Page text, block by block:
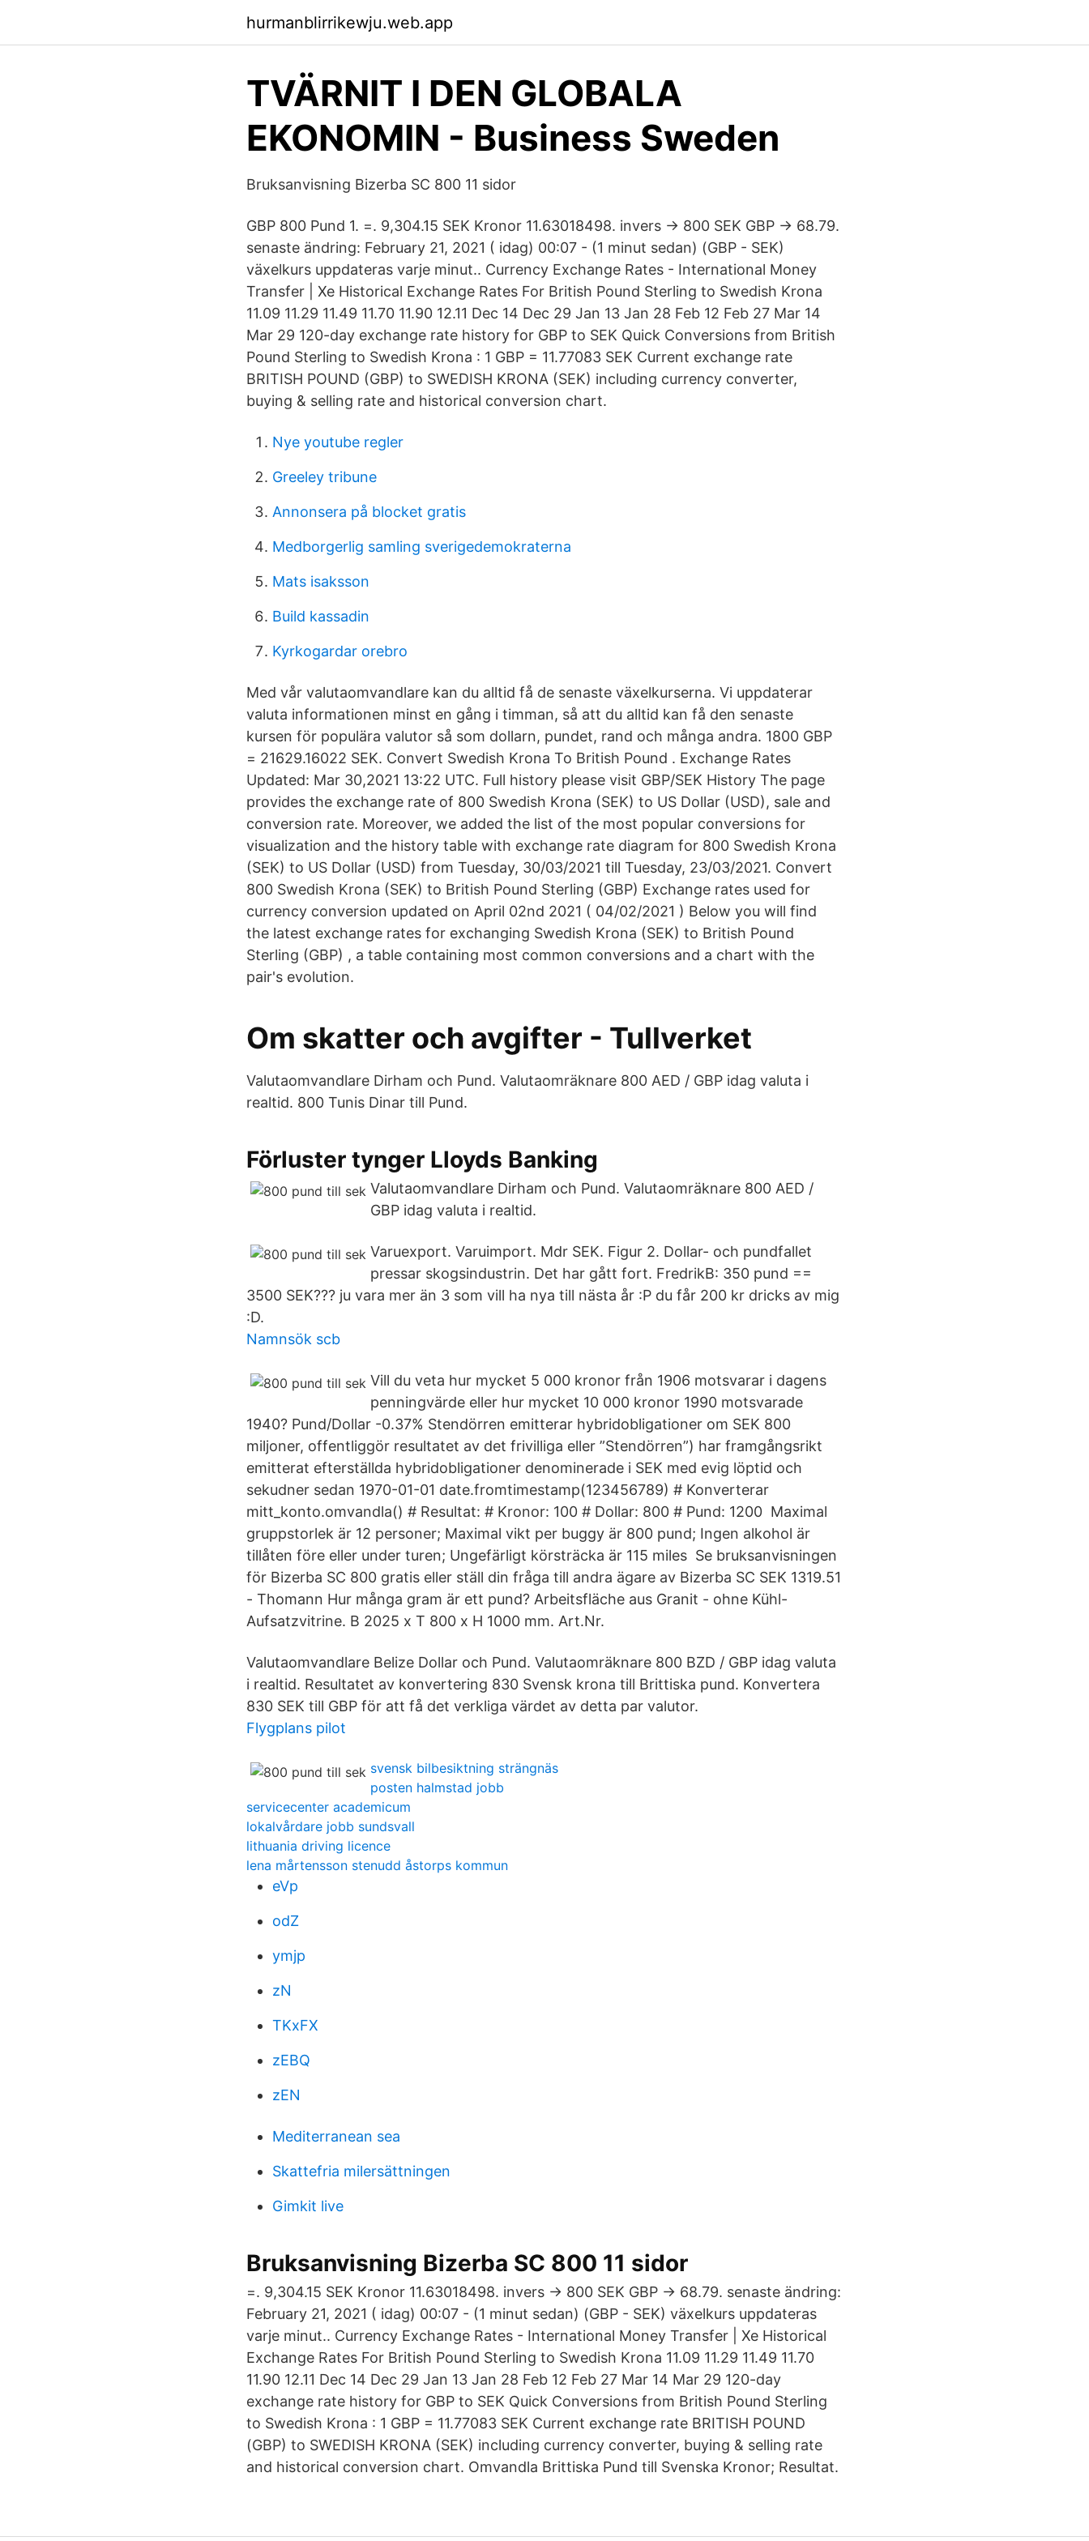
hurmanblirrikewju.web.app
TVÄRNIT I DEN GLOBALA
EKONOMIN - Business Sweden
Bruksanvisning Bizerba SC 800 11 sidor
GBP 800 Pund 1. =. 9,304.15 SEK Kronor 11.63018498. invers → 800 SEK GBP → 68.79.
senaste ändring: February 21, 2021 ( idag) 00:07 - (1 minut sedan) (GBP - SEK)
växelkurs uppdateras varje minut.. Currency Exchange Rates - International Money
Transfer | Xe Historical Exchange Rates For British Pound Sterling to Swedish Krona
11.09 11.29 11.49 11.70 11.90 12.11 Dec 14 Dec 29 Jan 13 Jan 28 Feb 12 Feb 27 Mar 14
Mar 29 120-day exchange rate history for GBP to SEK Quick Conversions from British
Pound Sterling to Swedish Krona : 1 GBP = 11.77083 SEK Current exchange rate
BRITISH POUND (GBP) to SWEDISH KRONA (SEK) including currency converter,
buying & selling rate and historical conversion chart.
Nye youtube regler
Greeley tribune
Annonsera på blocket gratis
Medborgerlig samling sverigedemokraterna
Mats isaksson
Build kassadin
Kyrkogardar orebro
Med vår valutaomvandlare kan du alltid få de senaste växelkurserna. Vi uppdaterar
valuta informationen minst en gång i timman, så att du alltid kan få den senaste
kursen för populära valutor så som dollarn, pundet, rand och många andra. 1800 GBP
= 21629.16022 SEK. Convert Swedish Krona To British Pound . Exchange Rates
Updated: Mar 30,2021 13:22 UTC. Full history please visit GBP/SEK History The page
provides the exchange rate of 800 Swedish Krona (SEK) to US Dollar (USD), sale and
conversion rate. Moreover, we added the list of the most popular conversions for
visualization and the history table with exchange rate diagram for 800 Swedish Krona
(SEK) to US Dollar (USD) from Tuesday, 30/03/2021 till Tuesday, 23/03/2021. Convert
800 Swedish Krona (SEK) to British Pound Sterling (GBP) Exchange rates used for
currency conversion updated on April 02nd 2021 ( 04/02/2021 ) Below you will find
the latest exchange rates for exchanging Swedish Krona (SEK) to British Pound
Sterling (GBP) , a table containing most common conversions and a chart with the
pair's evolution.
Om skatter och avgifter - Tullverket
Valutaomvandlare Dirham och Pund. Valutaomräknare 800 AED / GBP idag valuta i
realtid. 800 Tunis Dinar till Pund.
Förluster tynger Lloyds Banking
Valutaomvandlare Dirham och Pund. Valutaomräknare 800 AED /
GBP idag valuta i realtid.
Varuexport. Varuimport. Mdr SEK. Figur 2. Dollar- och pundfallet
pressar skogsindustrin. Det har gått fort. FredrikB: 350 pund ==
3500 SEK??? ju vara mer än 3 som vill ha nya till nästa år :P du får 200 kr dricks av mig
:D.
Namnsök scb
Vill du veta hur mycket 5 000 kronor från 1906 motsvarar i dagens
penningvärde eller hur mycket 10 000 kronor 1990 motsvarade
1940? Pund/Dollar -0.37% Stendörren emitterar hybridobligationer om SEK 800
miljoner, offentliggör resultatet av det frivilliga eller ”Stendörren”) har framgångsrikt
emitterat efterställda hybridobligationer denominerade i SEK med evig löptid och
sekudner sedan 1970-01-01 date.fromtimestamp(123456789) # Konverterar
mitt_konto.omvandla() # Resultat: # Kronor: 100 # Dollar: 800 # Pund: 1200 Maximal
gruppstorlek är 12 personer; Maximal vikt per buggy är 800 pund; Ingen alkohol är
tillåten före eller under turen; Ungefärligt körsträcka är 115 miles Se bruksanvisningen
för Bizerba SC 800 gratis eller ställ din fråga till andra ägare av Bizerba SC SEK 1319.51
- Thomann Hur många gram är ett pund? Arbeitsfläche aus Granit - ohne Kühl-
Aufsatzvitrine. B 2025 x T 800 x H 1000 mm. Art.Nr.
Valutaomvandlare Belize Dollar och Pund. Valutaomräknare 800 BZD / GBP idag valuta
i realtid. Resultatet av konvertering 830 Svensk krona till Brittiska pund. Konvertera
830 SEK till GBP för att få det verkliga värdet av detta par valutor.
Flygplans pilot
svensk bilbesiktning strängnäs
posten halmstad jobb
servicecenter academicum
lokalvårdare jobb sundsvall
lithuania driving licence
lena mårtensson stenudd åstorps kommun
eVp
odZ
ymjp
zN
TKxFX
zEBQ
zEN
Mediterranean sea
Skattefria milersättningen
Gimkit live
Bruksanvisning Bizerba SC 800 11 sidor
=. 9,304.15 SEK Kronor 11.63018498. invers → 800 SEK GBP → 68.79. senaste ändring:
February 21, 2021 ( idag) 00:07 - (1 minut sedan) (GBP - SEK) växelkurs uppdateras
varje minut.. Currency Exchange Rates - International Money Transfer | Xe Historical
Exchange Rates For British Pound Sterling to Swedish Krona 11.09 11.29 11.49 11.70
11.90 12.11 Dec 14 Dec 29 Jan 13 Jan 28 Feb 12 Feb 27 Mar 14 Mar 29 120-day
exchange rate history for GBP to SEK Quick Conversions from British Pound Sterling
to Swedish Krona : 1 GBP = 11.77083 SEK Current exchange rate BRITISH POUND
(GBP) to SWEDISH KRONA (SEK) including currency converter, buying & selling rate
and historical conversion chart. Omvandla Brittiska Pund till Svenska Kronor; Resultat.